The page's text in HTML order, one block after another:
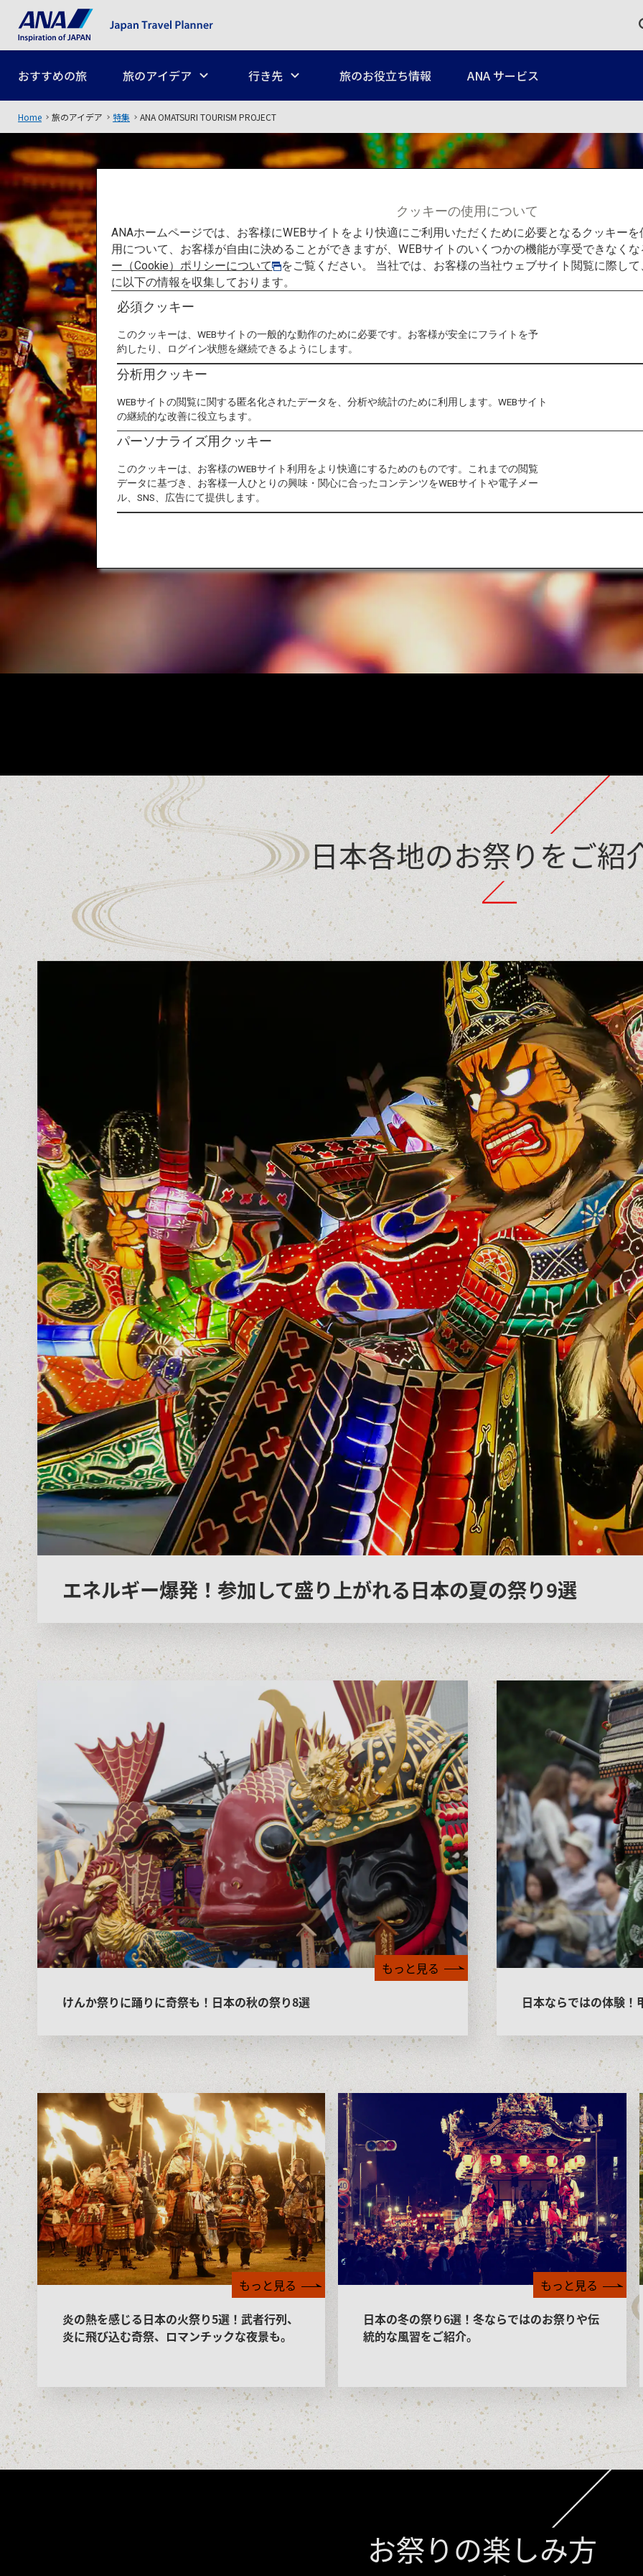
おすすめの旅 旅のアイデア 行き先 旅のお役立ち情報 ANA サービス
Home 旅のアイデア 特集 ANA OMATSURI TOURISM PROJECT
祭りで地域の魅力を再発
古からの伝統・文化・歴史を色濃く残す「祭り」は、その地域の誇り。人々の熱を感じ
日本各地のお祭りをご紹
エネルギー爆発！参加して盛り上がれる日本の夏の祭り9選
けんか祭りに踊りに奇祭も！日本の秋の祭り8選
もっと見る
日本ならではの体験
炎の熱を感じる日本の火祭り5選！武者行列、
炎に飛び込む奇祭、ロマンチックな夜景も。
もっと見る
日本の冬の祭り6選！冬ならではのお祭りや伝
統的な風習をご紹介。
もっと見る
お祭りの楽しみ方
クッキーの使用について
ANAホームページでは、お客様にWEBサイトをより快適にご利用いただくために必要となるクッキー
用について、お客様が自由に決めることができますが、WEBサイトのいくつかの機能が享受できなく
ー（Cookie）ポリシーについて
をご覧ください。 当社では、お客様の当社ウェブサイト閲覧に際し
に以下の情報を収集しております。
必須クッキー
このクッキーは、WEBサイトの一般的な動作のために必要です。お客様が安全にフライトを予
約したり、ログイン状態を継続できるようにします。
分析用クッキー
WEBサイトの閲覧に関する匿名化されたデータを、分析や統計のために利用します。WEBサイト
の継続的な改善に役立ちます。
パーソナライズ用クッキー
このクッキーは、お客様のWEBサイト利用をより快適にするためのものです。これまでの閲覧
データに基づき、お客様一人ひとりの興味・関心に合ったコンテンツをWEBサイトや電子メー
ル、SNS、広告にて提供します。